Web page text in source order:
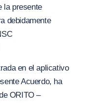
la presente
debidamente
en el aplicativo
Acuerdo, ha
ORITO –